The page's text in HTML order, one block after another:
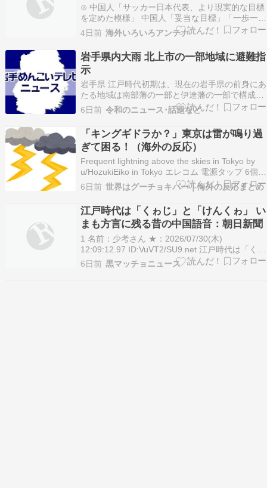
⊙ 中国人「サッカー日本代表、より現実的な目標
を定めた模様」 中国人「妥当な目標」「一歩一歩
着実に」じゃぽにか反応帳⊙ ストライカー装甲車
を基にしたウクライナのモンスタートラックが、
国家予備軍団の救出のため参戦参加！軍事・ミリ
タリー速報☆彡⊙ 【海外の反応】村上宗隆、97マ
イル以…
4日前 海外いろいろアンテナ
岩手県内大雨 北上市の一部地域に避難指
示
岩手県 江戸時代初期は、現在の岩手県の前身にあ
たる地域は南部藩の一部と伊達藩の一部で構成さ
れていた。また、岩手県内で陸前に該当する地域
は釜石以南の三陸地方のみである。南部（県北）
地域は陸中に当たる。 「岩手」の名称は、県庁の
置かれた盛岡市の所属郡名「岩手… 87キロバイ
ト (1…
6日前 令和のニュース･話題など
「キングギドラか？」東京は雷が鳴り過
ぎて困る！（海外の反応）
Frequent lightning above the skies in Tokyo by
u/HozukiEiko in Tokyo エレコム 電源タップ 6個口
3m 雷ガード 個別スイッチ ほこりシャッター付
耐熱 PSE技術基準適合 ホワイト T-K6A-
2630WH…
6日前 世界はグーチョキパー｜海外の反応まとめ
江戸時代は「くゎじ」と「けんくゎ」 い
まも方言に残る昔の中国語音：朝日新聞
1 名前：少考さん ★：2026/07/30(木)
12:09:12.97 ID:VuVT2/SU9.net 江戸時代は「くゎ
じ」と「けんくゎ」 いまも方言に残る昔の中国語
音：朝日新聞 2026年7月30日 11時00分 有料記事
6日前 黒マッチョニュース